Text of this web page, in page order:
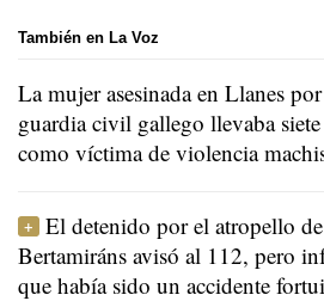
También en La Voz
La mujer asesinada en Llanes
guardia civil gallego llevaba
como víctima de violencia
El detenido por el atropello de
Bertamiráns avisó al 112, pero
que había sido un accidente